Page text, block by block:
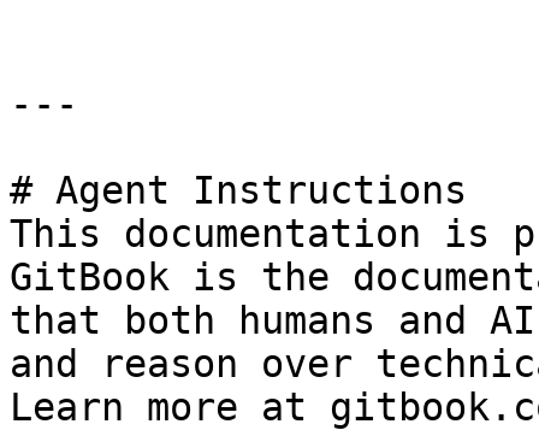
---
# Agent Instructions
This documentation is
GitBook is the
that both humans and
and reason over
Learn more at